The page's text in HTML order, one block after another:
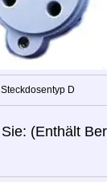
Steckdosentyp D
Sie: (Enthält